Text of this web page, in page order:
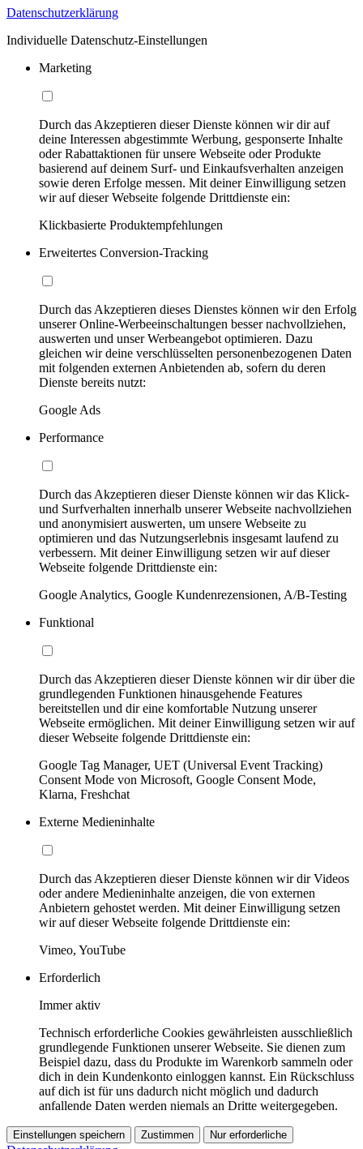
Datenschutzerklärung
Individuelle Datenschutz-Einstellungen
Marketing
Durch das Akzeptieren dieser Dienste können wir dir auf
deine Interessen abgestimmte Werbung, gesponserte Inhalte
oder Rabattaktionen für unsere Webseite oder Produkte
basierend auf deinem Surf- und Einkaufsverhalten anzeigen
sowie deren Erfolge messen. Mit deiner Einwilligung setzen
wir auf dieser Webseite folgende Drittdienste ein:
Klickbasierte Produktempfehlungen
Erweitertes Conversion-Tracking
Durch das Akzeptieren dieses Dienstes können wir den Erfolg
unserer Online-Werbeeinschaltungen besser nachvollziehen,
auswerten und unser Werbeangebot optimieren. Dazu
gleichen wir deine verschlüsselten personenbezogenen Daten
mit folgenden externen Anbietenden ab, sofern du deren
Dienste bereits nutzt:
Google Ads
Performance
Durch das Akzeptieren dieser Dienste können wir das Klick-
und Surfverhalten innerhalb unserer Webseite nachvollziehen
und anonymisiert auswerten, um unsere Webseite zu
optimieren und das Nutzungserlebnis insgesamt laufend zu
verbessern. Mit deiner Einwilligung setzen wir auf dieser
Webseite folgende Drittdienste ein:
Google Analytics, Google Kundenrezensionen, A/B-Testing
Funktional
Durch das Akzeptieren dieser Dienste können wir dir über die
grundlegenden Funktionen hinausgehende Features
bereitstellen und dir eine komfortable Nutzung unserer
Webseite ermöglichen. Mit deiner Einwilligung setzen wir auf
dieser Webseite folgende Drittdienste ein:
Google Tag Manager, UET (Universal Event Tracking)
Consent Mode von Microsoft, Google Consent Mode,
Klarna, Freshchat
Externe Medieninhalte
Durch das Akzeptieren dieser Dienste können wir dir Videos
oder andere Medieninhalte anzeigen, die von externen
Anbietern gehostet werden. Mit deiner Einwilligung setzen
wir auf dieser Webseite folgende Drittdienste ein:
Vimeo, YouTube
Erforderlich
Immer aktiv
Technisch erforderliche Cookies gewährleisten ausschließlich
grundlegende Funktionen unserer Webseite. Sie dienen zum
Beispiel dazu, dass du Produkte im Warenkorb sammeln oder
dich in dein Kundenkonto einloggen kannst. Ein Rückschluss
auf dich ist für uns dadurch nicht möglich und dadurch
anfallende Daten werden niemals an Dritte weitergegeben.
Einstellungen speichern Zustimmen Nur erforderliche